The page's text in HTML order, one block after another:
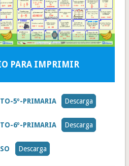
PARA IMPRIMIR
5º-PRIMARIA Descarga
6º-PRIMARIA Descarga
Descarga